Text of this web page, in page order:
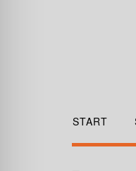
START